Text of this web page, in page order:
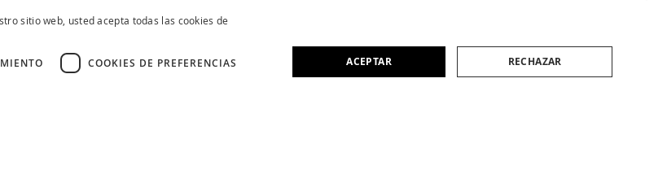
sitio web, usted acepta todas las cookies de
COOKIES DE PREFERENCIAS ACEPTAR RECHAZAR